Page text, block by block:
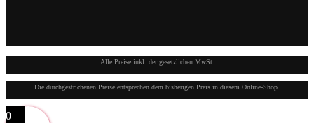
Alle Preise inkl. der gesetzlichen MwSt.
Die durchgestrichenen Preise entsprechen dem bisherigen Preis in diesem Online-Shop.
0